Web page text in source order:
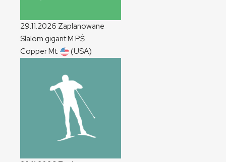
29.11.2026 Zaplanowane
Slalom gigantM PŚ
Copper Mt.
(USA)